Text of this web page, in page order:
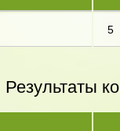
5
Результаты